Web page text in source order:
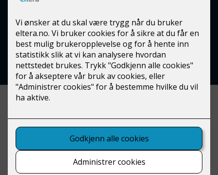
Serviceavtale
Gjennom spesialtilpassede avtaler tilbyr vi
faste rammer for kostnader, tilgjengelighet
og kvalitet på elektroarbeider.
I byggets levetid vil det komme både store og mindre
rask responstid og ikke minst en fast kontaktperson
som kjenner bygget og el-anlegget ditt som sitt eget.
En serviceavtale kan variere i omfang avhengig av